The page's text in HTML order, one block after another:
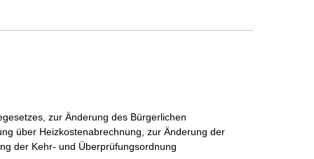
zur Änderung des Bürgerlichen
über Heizkostenabrechnung, zur Änderung der
der Kehr- und Überprüfungsordnung